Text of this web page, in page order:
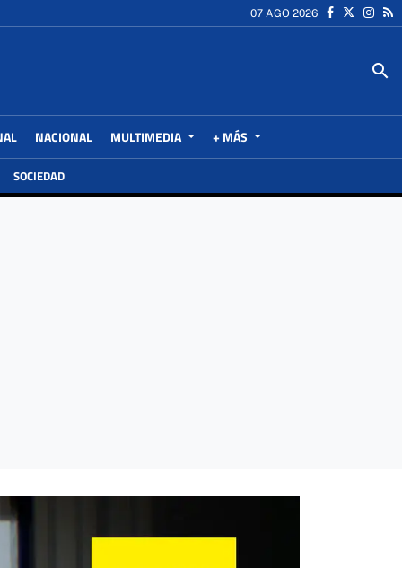
07 AGO 2026
search
NACIONAL MULTIMEDIA + MÁS
SOCIEDAD